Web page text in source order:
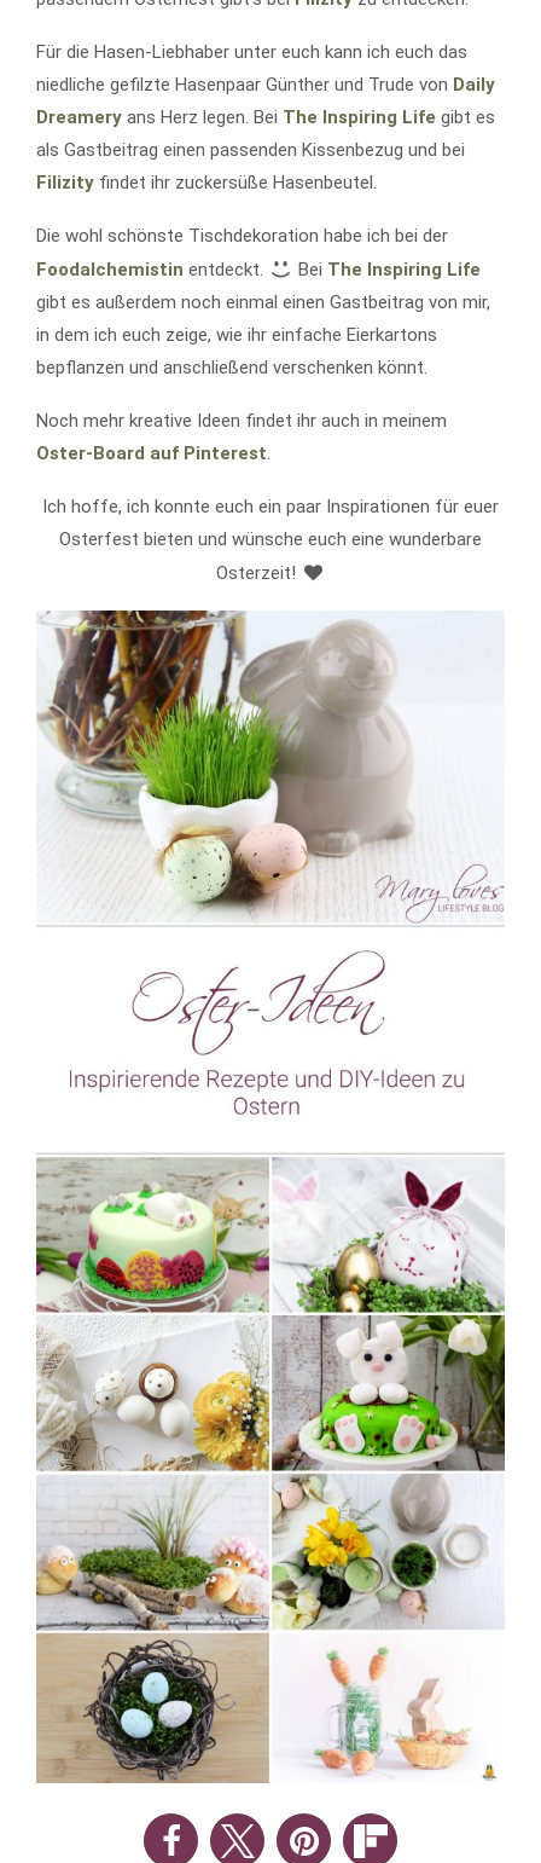
Für die Hasen-Liebhaber unter euch kann ich euch das
niedliche gefilzte Hasenpaar Günther und Trude von Daily
Dreamery ans Herz legen. Bei The Inspiring Life gibt es
als Gastbeitrag einen passenden Kissenbezug und bei
Filizity findet ihr zuckersüße Hasenbeutel.
Die wohl schönste Tischdekoration habe ich bei der
Foodalchemistin entdeckt. Bei The Inspiring Life
gibt es außerdem noch einmal einen Gastbeitrag von mir,
in dem ich euch zeige, wie ihr einfache Eierkartons
bepflanzen und anschließend verschenken könnt.
Noch mehr kreative Ideen findet ihr auch in meinem
Oster-Board auf Pinterest.
Ich hoffe, ich konnte euch ein paar Inspirationen für euer
Osterfest bieten und wünsche euch eine wunderbare
Osterzeit!